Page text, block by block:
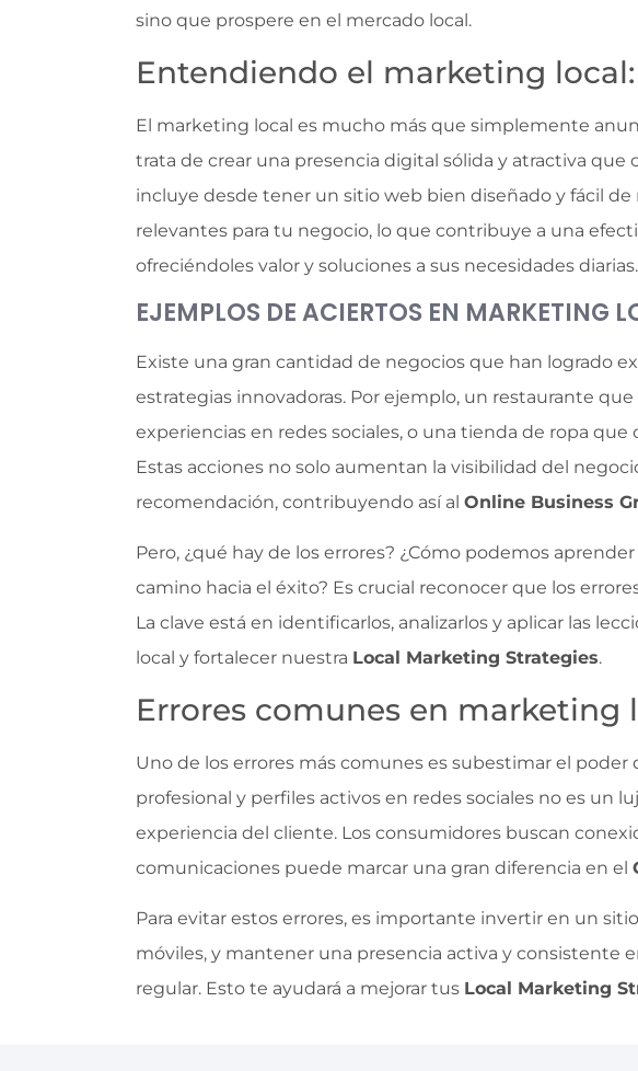
sino que prospere en el mercado local.
Entendiendo el marketing
El marketing local es mucho más que simplemente
trata de crear una presencia digital sólida y atractiva
incluye desde tener un sitio web bien diseñado y fácil
relevantes para tu negocio, lo que contribuye a una
ofreciéndoles valor y soluciones a sus necesidades diarias.
EJEMPLOS DE ACIERTOS EN MARKETING
Existe una gran cantidad de negocios que han logrado
estrategias innovadoras. Por ejemplo, un restaurante
experiencias en redes sociales, o una tienda de ropa
Estas acciones no solo aumentan la visibilidad del
recomendación, contribuyendo así al Online Business
Pero, ¿qué hay de los errores? ¿Cómo podemos
camino hacia el éxito? Es crucial reconocer que los
La clave está en identificarlos, analizarlos y aplicar las
local y fortalecer nuestra Local Marketing Strategies.
Errores comunes en marketing
Uno de los errores más comunes es subestimar el
profesional y perfiles activos en redes sociales no es un
experiencia del cliente. Los consumidores buscan
comunicaciones puede marcar una gran diferencia en el
Para evitar estos errores, es importante invertir en un
móviles, y mantener una presencia activa y consistente
regular. Esto te ayudará a mejorar tus Local Marketing